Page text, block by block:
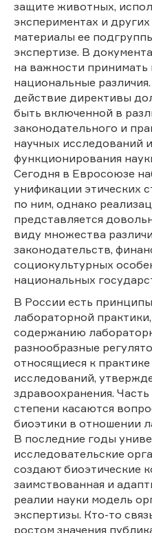
защите животных,
экспериментах и
материалы ее
экспертизе. В
на важности принимать
национальные
действие директивы
быть включенной в
законодательного и
научных исследований
функционирования
Сегодня в Евросоюзе
унификации этических
по ним, однако
представляется
виду множества
законодательств,
социокультурных
национальных
В России есть
лабораторной
содержанию
разнообразные
относящиеся к
исследований,
здравоохранения.
степени касаются
биоэтики в отношении
В последние годы
исследовательские
создают биоэтические
заимствованная и
реалии науки модель
экспертизы. Кто-то
ростом значения